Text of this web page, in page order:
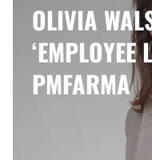
OLIVIA
‘EMPLOYEE
PMFARMA